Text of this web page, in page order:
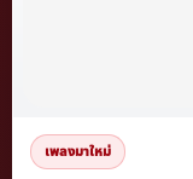
เพลงมาใหม่